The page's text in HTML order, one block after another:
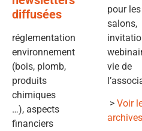
diffusées
réglementation
environnement
(bois, plomb,
produits
chimiques
…), aspects
financiers
pour les
salons,
invitations
webinaires,
vie de
> Voir
archives